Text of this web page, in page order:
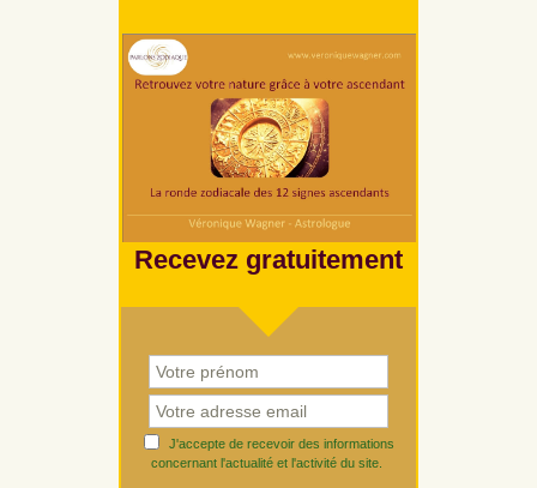
Recevez gratuitement
J'accepte de recevoir des informations
concernant l'actualité et l'activité du site.